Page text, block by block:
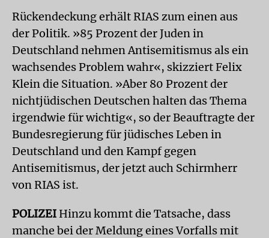
Rückendeckung erhält RIAS zum einen aus
der Politik. »85 Prozent der Juden in
Deutschland nehmen Antisemitismus als ein
wachsendes Problem wahr«, skizziert Felix
Klein die Situation. »Aber 80 Prozent der
nichtjüdischen Deutschen halten das Thema
irgendwie für wichtig«, so der Beauftragte der
Bundesregierung für jüdisches Leben in
Deutschland und den Kampf gegen
Antisemitismus, der jetzt auch Schirmherr
von RIAS ist.
POLIZEI Hinzu kommt die Tatsache, dass
manche bei der Meldung eines Vorfalls mit